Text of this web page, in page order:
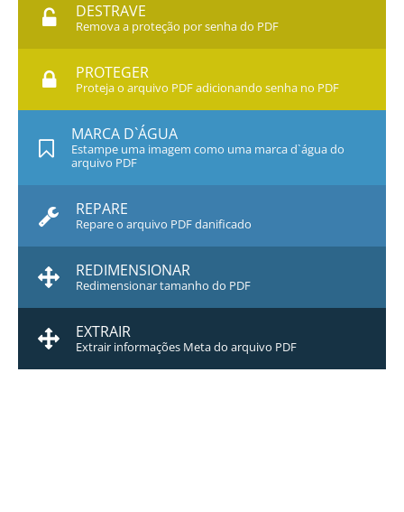
DESTRAVE
Remova a proteção por senha do PDF
PROTEGER
Proteja o arquivo PDF adicionando senha no PDF
MARCA D`ÁGUA
Estampe uma imagem como uma marca d`água do
arquivo PDF
REPARE
Repare o arquivo PDF danificado
REDIMENSIONAR
Redimensionar tamanho do PDF
EXTRAIR
Extrair informações Meta do arquivo PDF